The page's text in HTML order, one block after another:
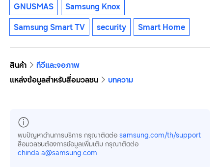
GNUSMAS
Samsung Knox
Samsung Smart TV
security Smart Home
สินค้า
ทีวีและจอภาพ
แหล่งข้อมูลสำหรับสื่อมวลชน
บทความ
พบปัญหาด้านการบริการ กรุณาติดต่อ samsung.com/th/support
สื่อมวลชนต้องการข้อมูลเพิ่มเติม กรุณาติดต่อ
chinda.a@samsung.com